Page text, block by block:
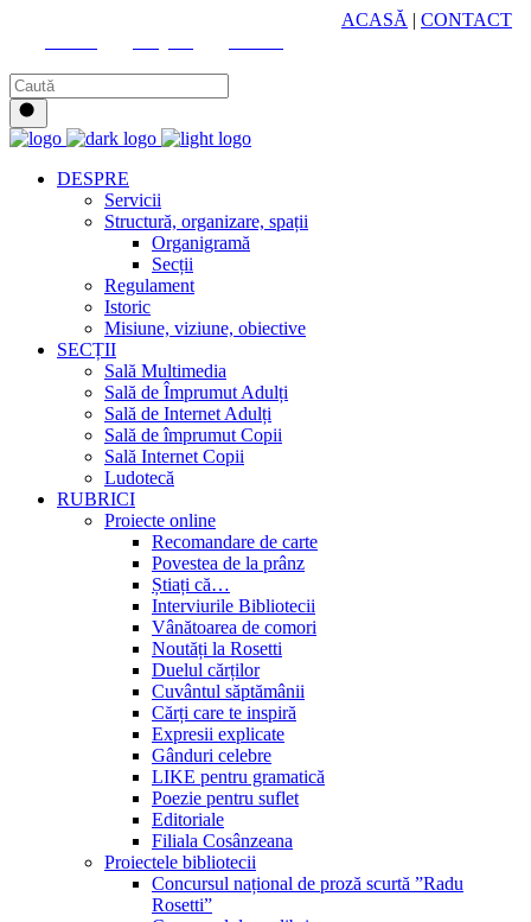
ACASĂ | CONTACT
DESPRE
Servicii
Structură, organizare, spații
Organigramă
Secții
Regulament
Istoric
Misiune, viziune, obiective
SECȚII
Sală Multimedia
Sală de Împrumut Adulți
Sală de Internet Adulți
Sală de împrumut Copii
Sală Internet Copii
Ludotecă
RUBRICI
Proiecte online
Recomandare de carte
Povestea de la prânz
Știați că…
Interviurile Bibliotecii
Vânătoarea de comori
Noutăți la Rosetti
Duelul cărților
Cuvântul săptămânii
Cărți care te inspiră
Expresii explicate
Gânduri celebre
LIKE pentru gramatică
Poezie pentru suflet
Editoriale
Filiala Cosânzeana
Proiectele bibliotecii
Concursul național de proză scurtă ”Radu
Rosetti”